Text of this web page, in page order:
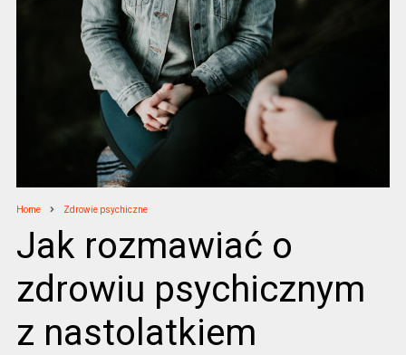
Home Zdrowie psychiczne
Jak rozmawiać o
zdrowiu psychicznym
z nastolatkiem